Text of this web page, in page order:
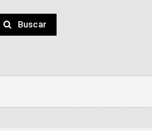
Buscar
de justificar la